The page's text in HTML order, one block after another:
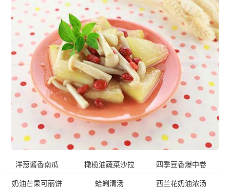
洋葱酱香南瓜 橄榄油蔬菜沙拉 四季豆香爆中卷
奶油芒果可丽饼 蛤蜊清汤 西兰花奶油浓汤